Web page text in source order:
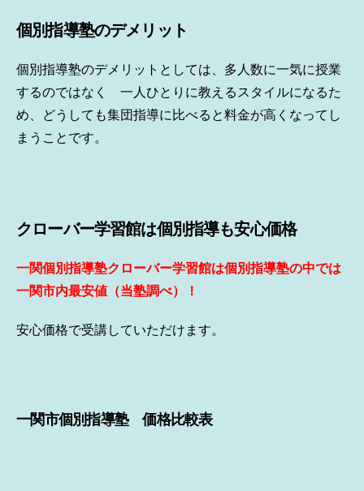
個別指導塾のデメリット
個別指導塾のデメリットとしては、多人数に一気に授業
するのではなく 一人ひとりに教えるスタイルになるた
め、どうしても集団指導に比べると料金が高くなってし
まうことです。
クローバー学習館は個別指導も安心価格
一関個別指導塾クローバー学習館は個別指導塾の中では
一関市内最安値（当塾調べ）！
安心価格で受講していただけます。
一関市個別指導塾 価格比較表